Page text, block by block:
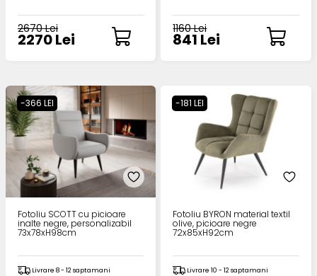
2670 Lei
2270 Lei
1160 Lei
841 Lei
-366 LEI
Fotoliu SCOTT cu picioare
inalte negre, personalizabil
73x78xH98cm
Livrare 8 - 12 saptamani
-181 LEI
Fotoliu BYRON material textil
olive, picioare negre
72x85xH92cm
Livrare 10 - 12 saptamani